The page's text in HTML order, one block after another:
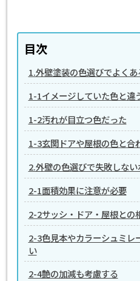
目次
1.外壁塗装の色選びでよくあ
1-1イメージしていた色と違
1-2汚れが目立つ色だった
1-3玄関ドアや屋根の色と合
2.外壁の色選びで失敗しない
2-1面積効果に注意が必要
2-2サッシ・ドア・屋根との
2-3色見本やカラーシュミレ
い
2-4艶の加減も考慮する